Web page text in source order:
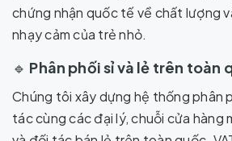
chứng nhận quốc tế về chất lượng
nhạy cảm của trẻ nhỏ.
🔹 Phân phối sỉ và lẻ trên toàn
Chúng tôi xây dựng hệ thống phân
tác cùng các đại lý, chuỗi cửa hàng